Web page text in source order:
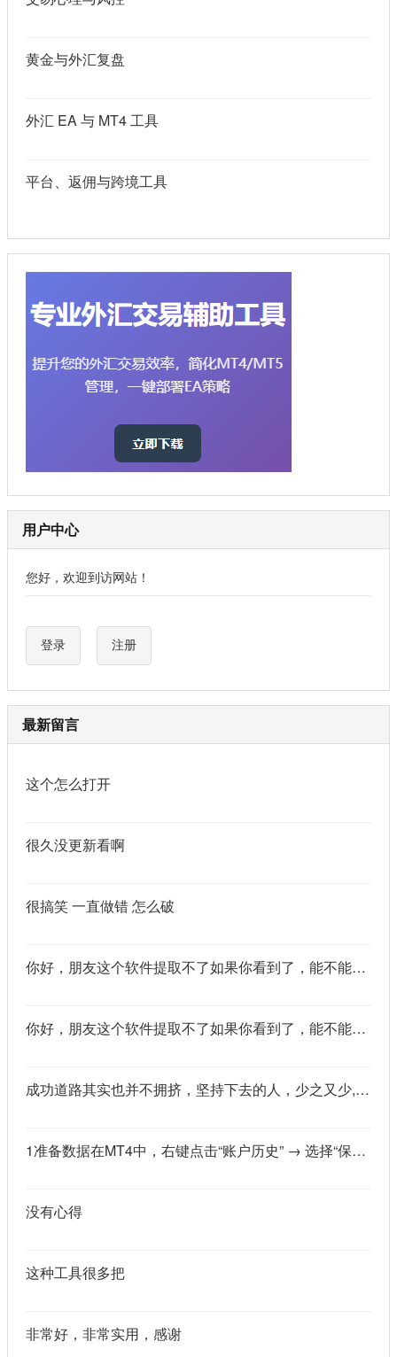
黄金与外汇复盘
外汇 EA 与 MT4 工具
平台、返佣与跨境工具
用户中心
您好，欢迎到访网站！
登录 注册
最新留言
这个怎么打开
很久没更新看啊
很搞笑 一直做错 怎么破
你好，朋友这个软件提取不了如果你看到了，能不能把这个纯净版的发我邮箱里不
你好，朋友这个软件提取不了如果你看到了，能不能把这个纯净版的发我邮箱里不
成功道路其实也并不拥挤，坚持下去的人，少之又少,说的真好
1准备数据在MT4中，右键点击“账户历史” → 选择“保存为详细户口结单” → 保存为一个HTML文件。用Excel打开这个HTML文件，或者打开它并复制全部内容，粘贴到一个空白Excel工作表中。2使用你的.xlsm文件打开你已经保存好的“MT4报表合并神器.xlsm”文件。将上一步中未处理的两行数据，复制并粘贴到这个.xlsm文件的第一个工作表中。3运行宏在Excel中，按快捷键 Alt + F8 打开“宏”对话框。选择名为 MergeMT4Statement_Ultimate 的宏，然后点击“执行”或“运行”。4完成宏运行后，你会发现原本错位成两行的数据，已经自动合并成一行了。
没有心得
这种工具很多把
非常好，非常实用，感谢